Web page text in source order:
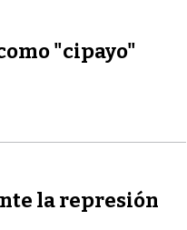
"cipayo"
la represión